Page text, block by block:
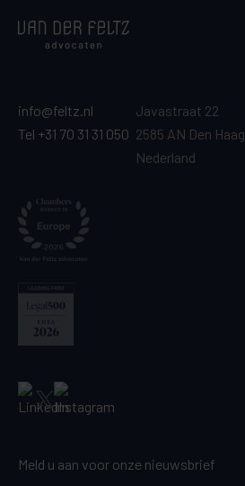
info@feltz.nl
Tel +31 70 31 31 050
Javastraat 22
2585 AN Den Haag
Nederland
Meld u aan voor onze nieuwsbrief